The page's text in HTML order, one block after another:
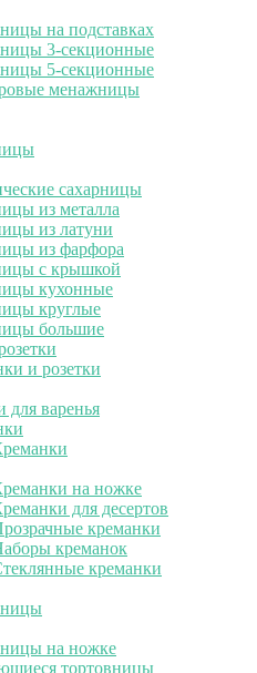
на подставках
3-секционные
5-секционные
менажницы
сахарницы
из металла
из латуни
из фарфора
с крышкой
кухонные
круглые
большие
и розетки
для варенья
на ножке
для десертов
креманки
креманок
креманки
на ножке
тортовницы